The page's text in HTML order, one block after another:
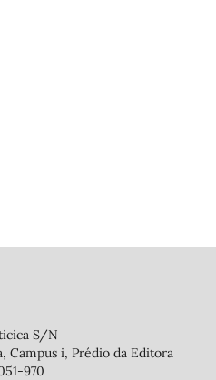
S/N
Campus i, Prédio da Editora
970